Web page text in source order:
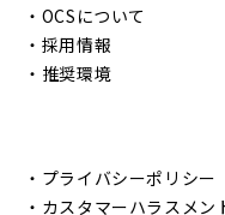
・ OCSについて
・ 採用情報
・ 推奨環境
・ プライバシーポリシー
・ カスタマーハラスメン